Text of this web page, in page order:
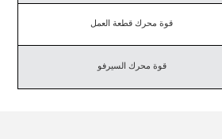
قوة محرك قطعة العمل
قوة محرك السيرفو